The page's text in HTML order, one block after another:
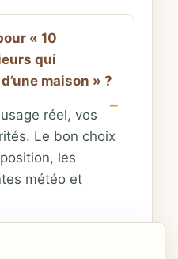
« 10
qui
maison » ?
réel, vos
Le bon choix
les
météo et